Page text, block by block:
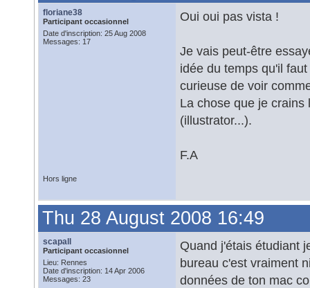
floriane38
Participant occasionnel
Date d'inscription: 25 Aug 2008
Messages: 17
Oui oui pas vista !
Je vais peut-être
idée du temps qu'il
curieuse de voir
La chose que je
(illustrator...).
F.A
Hors ligne
Thu 28 August 2008 16:49
scapall
Participant occasionnel
Lieu: Rennes
Date d'inscription: 14 Apr 2006
Messages: 23
Quand j'étais étudiant
bureau c'est vraiment
données de ton mac